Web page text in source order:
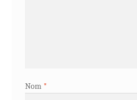
Nom *